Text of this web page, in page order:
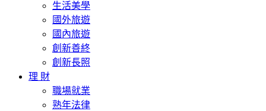
生活美學
國外旅遊
國內旅遊
創新善終
創新長照
理 財
職場就業
熟年法律